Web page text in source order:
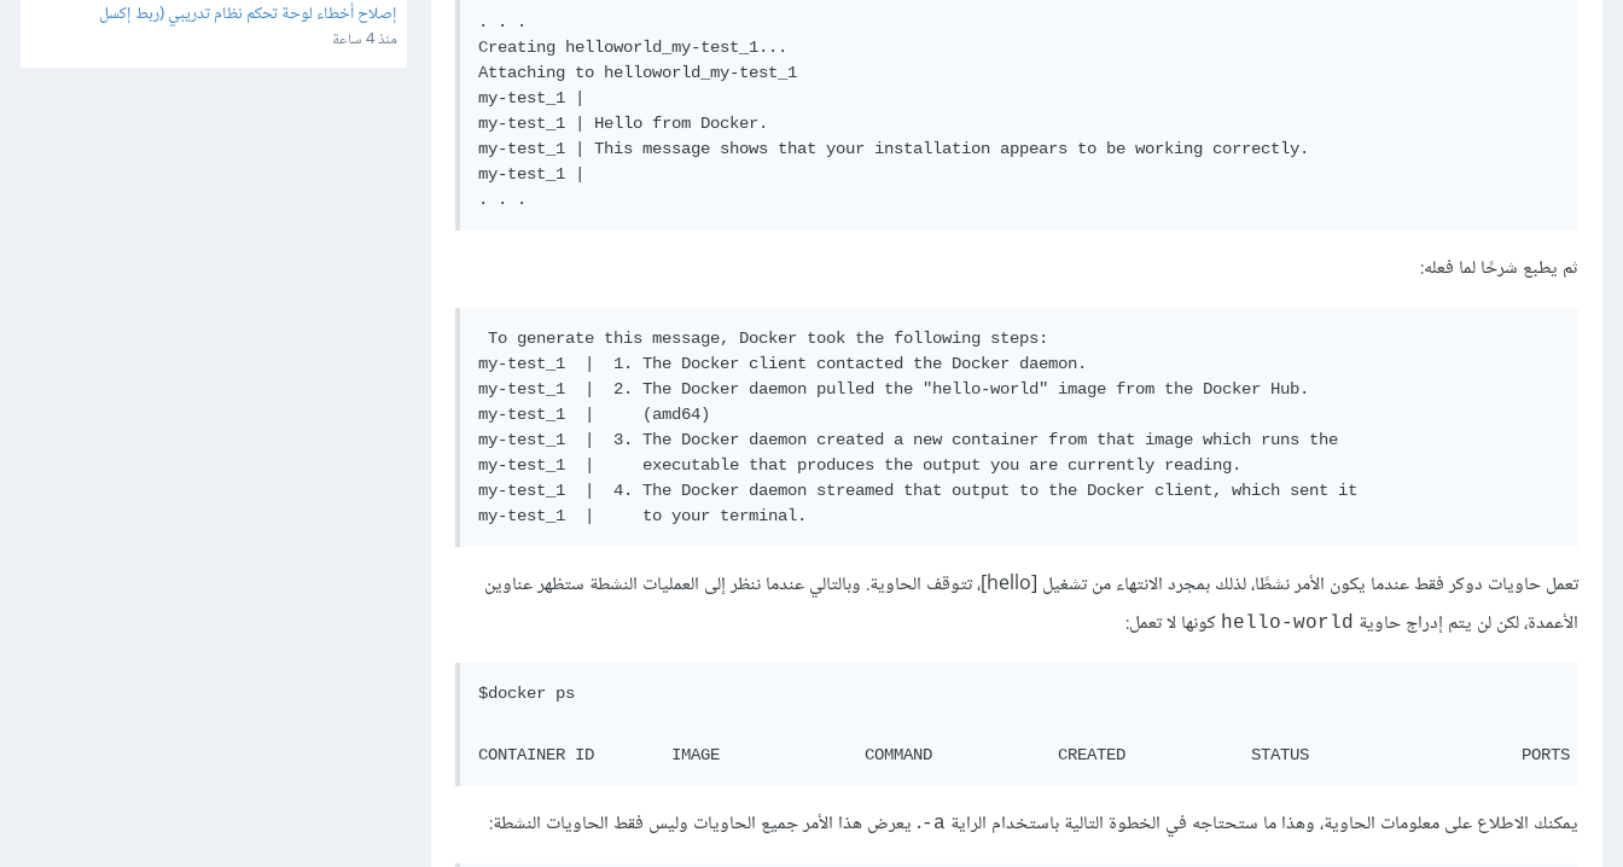
. . .
Creating helloworld_my-test_1...
Attaching to helloworld_my-test_1
my-test_1 |
my-test_1 | Hello from Docker.
my-test_1 | This message shows that your installation appears to be working correctly.
my-test_1 |
ثم يطبع شرحًا لما فعله:
To generate this message, Docker took the following steps:
my-test_1  |  1. The Docker client contacted the Docker daemon.
my-test_1  |  2. The Docker daemon pulled the "hello-world" image from the Docker Hub.
my-test_1  |     (amd64)
my-test_1  |  3. The Docker daemon created a new container from that image which runs the
my-test_1  |     executable that produces the output you are currently reading.
my-test_1  |  4. The Docker daemon streamed that output to the Docker client, which sent it
تعمل حاويات دوكر فقط عندما يكون الأمر نشطًا، لذلك بمجرد الانتهاء من تشغيل [hello]، تتوقف الحاوية. وبالتالي عندما ننظر إلى العمليات النشطة ستظهر عناوين
الأعمدة، لكن لن يتم إدراج حاوية hello-world كونها لا تعمل:
يمكنك الاطلاع على معلومات الحاوية، وهذا ما ستحتاجه في الخطوة التالية باستخدام الراية ‎-a. يعرض هذا الأمر جميع الحاويات وليس فقط الحاويات النشطة:
وصلاحيات)
منذ 4 ساعة